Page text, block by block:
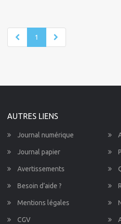
1
AUTRES LIENS
Journal numérique
Journal papier
Avertissements
Besoin d’aide ?
Mentions légales
CGV